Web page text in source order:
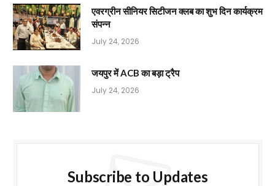
एवरग्रीन सीनियर सिटीजन क्लब का शुभ दिन कार्यक्रम
संपन्न
July 24, 2026
जयपुर में ACB का बड़ा ट्रैप
July 24, 2026
Subscribe to Updates